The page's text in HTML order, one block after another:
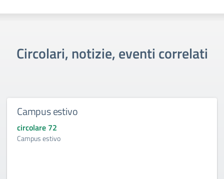
Circolari, notizie, eventi correlati
Campus estivo
circolare 72
Campus estivo